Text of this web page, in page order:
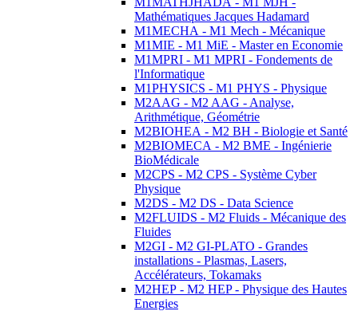
Mathématiques Jacques Hadamard
M1MECHA - M1 Mech - Mécanique
M1MIE - M1 MiE - Master en Economie
M1MPRI - M1 MPRI - Fondements de
l'Informatique
M1PHYSICS - M1 PHYS - Physique
M2AAG - M2 AAG - Analyse,
Arithmétique, Géométrie
M2BIOHEA - M2 BH - Biologie et Santé
M2BIOMECA - M2 BME - Ingénierie
BioMédicale
M2CPS - M2 CPS - Système Cyber
Physique
M2DS - M2 DS - Data Science
M2FLUIDS - M2 Fluids - Mécanique des
Fluides
M2GI - M2 GI-PLATO - Grandes
installations - Plasmas, Lasers,
Accélérateurs, Tokamaks
M2HEP - M2 HEP - Physique des Hautes
Energies